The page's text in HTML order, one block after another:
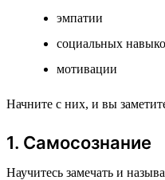
эмпатии
социальных
мотивации
Начните с них, и вы
1. Самосознание
Научитесь замечать и